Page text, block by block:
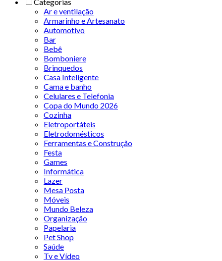
Ar e ventilação
Armarinho e Artesanato
Automotivo
Bar
Bebê
Bomboniere
Brinquedos
Casa Inteligente
Cama e banho
Celulares e Telefonia
Copa do Mundo 2026
Cozinha
Eletroportáteis
Eletrodomésticos
Ferramentas e Construção
Festa
Games
Informática
Lazer
Mesa Posta
Móveis
Mundo Beleza
Organização
Papelaria
Pet Shop
Saúde
Tv e Vídeo